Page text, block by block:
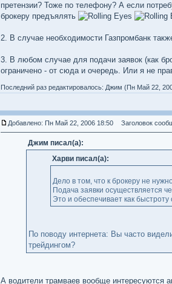
претензии? Тоже по телефону? А если
брокеру предъялять
2. В случае необходимости Газпромбанк
3. В любом случае для подачи заявок (как
ограничено - от сюда и очередь. Или я не
Последний раз редактировалось: Джим (Пн Май 22,
Добавлено: Пн Май 22, 2006 18:50 Заголовок
Джим писал(а):
Харви писал(а):
Дело в том, что к брокеру не
Подача заявки осуществляется
Это и обеспечивает как
По поводу интернета: Вы часто
трейдингом?
А водители трамваев вообще интересуются